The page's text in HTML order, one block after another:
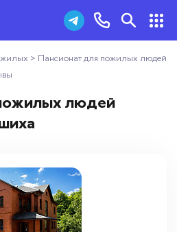
181-43-93
звонок
> Пансионат для пожилых людей
людей